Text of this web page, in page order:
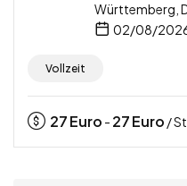
Württemberg,
02/08/
Vollzeit
27Euro - 27Euro /